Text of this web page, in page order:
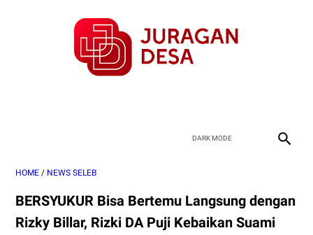
HOME / NEWS SELEB
BERSYUKUR Bisa Bertemu Langsung dengan
Rizky Billar, Rizki DA Puji Kebaikan Suami